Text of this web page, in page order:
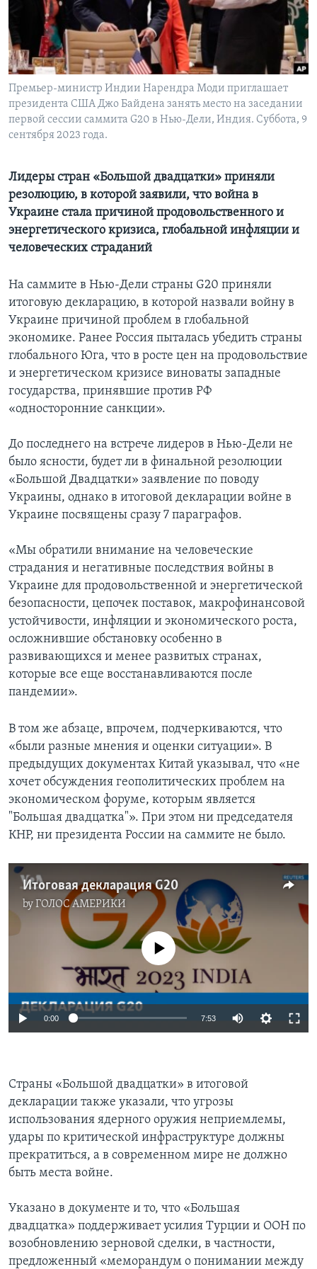
Learning English
СОЦИАЛЬНЫЕ СЕТИ
Языки
Премьер-министр Индии Нарендра Моди приглашает
президента США Джо Байдена занять место на заседании
первой сессии саммита G20 в Нью-Дели, Индия. Суббота, 9
сентября 2023 года.
Лидеры стран «Большой двадцатки» приняли
резолюцию, в которой заявили, что война в
Украине стала причиной продовольственного и
энергетического кризиса, глобальной инфляции и
человеческих страданий
На саммите в Нью-Дели страны G20 приняли
итоговую декларацию, в которой назвали войну в
Украине причиной проблем в глобальной
экономике. Ранее Россия пыталась убедить страны
глобального Юга, что в росте цен на продовольствие
и энергетическом кризисе виноваты западные
государства, принявшие против РФ
«односторонние санкции».
До последнего на встрече лидеров в Нью-Дели не
было ясности, будет ли в финальной резолюции
«Большой Двадцатки» заявление по поводу
Украины, однако в итоговой декларации войне в
Украине посвящены сразу 7 параграфов.
«Мы обратили внимание на человеческие
страдания и негативные последствия войны в
Украине для продовольственной и энергетической
безопасности, цепочек поставок, макрофинансовой
устойчивости, инфляции и экономического роста,
осложнившие обстановку особенно в
развивающихся и менее развитых странах,
которые все еще восстанавливаются после
пандемии».
В том же абзаце, впрочем, подчеркиваются, что
«были разные мнения и оценки ситуации». В
предыдущих документах Китай указывал, что «не
хочет обсуждения геополитических проблем на
экономическом форуме, которым является
"Большая двадцатка"». При этом ни председателя
КНР, ни президента России на саммите не было.
Итоговая декларация G20
byГОЛОС АМЕРИКИ
No media source currently available
0:00 7:53
Страны «Большой двадцатки» в итоговой
декларации также указали, что угрозы
использования ядерного оружия неприемлемы,
удары по критической инфраструктуре должны
прекратиться, а в современном мире не должно
быть места войне.
Указано в документе и то, что «Большая
двадцатка» поддерживает усилия Турции и ООН по
возобновлению зерновой сделки, в частности,
предложенный «меморандум о понимании между